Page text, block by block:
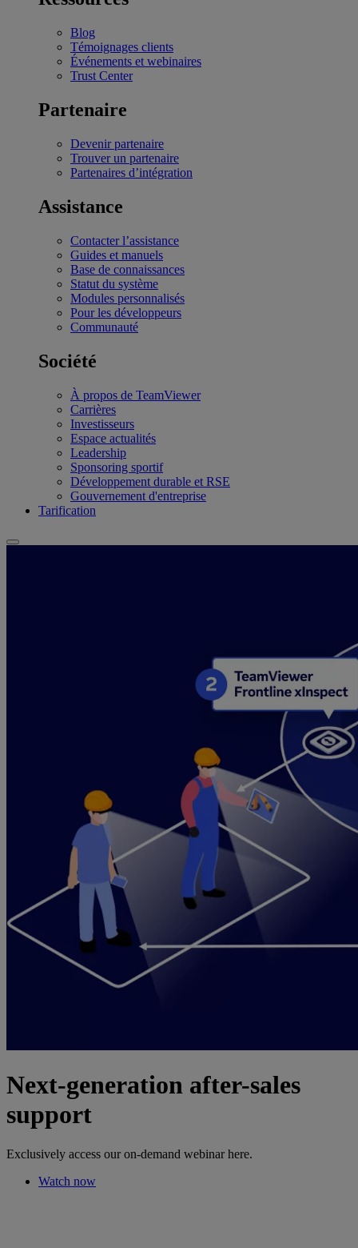
Blog
Témoignages clients
Événements et webinaires
Trust Center
Partenaire
Devenir partenaire
Trouver un partenaire
Partenaires d’intégration
Assistance
Contacter l’assistance
Guides et manuels
Base de connaissances
Statut du système
Modules personnalisés
Pour les développeurs
Communauté
Société
À propos de TeamViewer
Carrières
Investisseurs
Espace actualités
Leadership
Sponsoring sportif
Développement durable et RSE
Gouvernement d'entreprise
Tarification
Next-generation after-sales
support
Exclusively access our on-demand webinar here.
Watch now